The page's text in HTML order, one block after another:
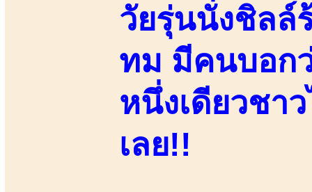
วัยรุ่นนั่งชิลล์
ทม มีคนบอก
หนึ่งเดียวชา
เลย!!